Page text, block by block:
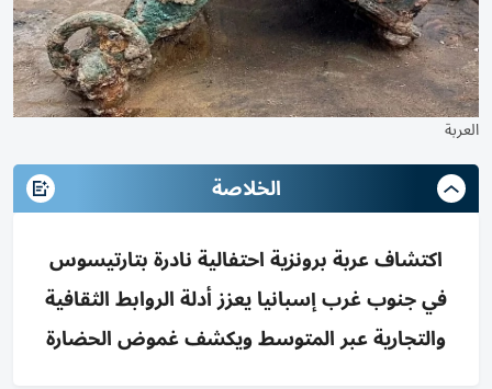
العربة
الخلاصة
اكتشاف عربة برونزية احتفالية نادرة بتارتيسوس
في جنوب غرب إسبانيا يعزز أدلة الروابط الثقافية
والتجارية عبر المتوسط ويكشف غموض الحضارة